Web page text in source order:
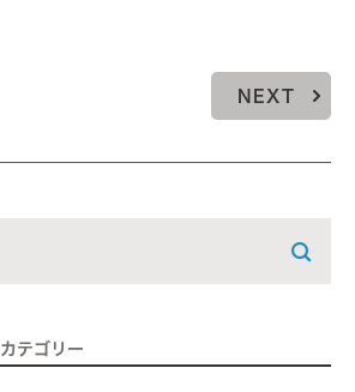
NEXT
カテゴリー